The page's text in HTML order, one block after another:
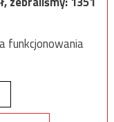
funkcjonowania